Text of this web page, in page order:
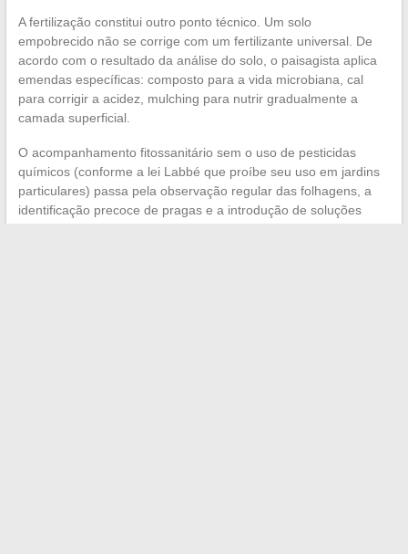
A fertilização constitui outro ponto técnico. Um solo
empobrecido não se corrige com um fertilizante universal. De
acordo com o resultado da análise do solo, o paisagista aplica
emendas específicas: composto para a vida microbiana, cal
para corrigir a acidez, mulching para nutrir gradualmente a
camada superficial.
O acompanhamento fitossanitário sem o uso de pesticidas
químicos (conforme a lei Labbé que proíbe seu uso em jardins
particulares) passa pela observação regular das folhagens, a
identificação precoce de pragas e a introdução de soluções